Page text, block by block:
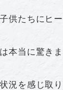
供たちにヒ
本当に驚きま
況を感じ取